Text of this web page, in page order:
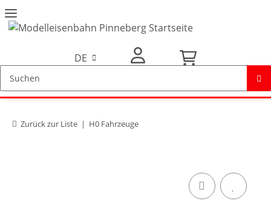
DE
Zurück zur Liste H0 Fahrzeuge